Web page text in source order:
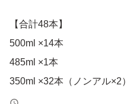
【合計48本】
500ml ×14本
485ml ×1本
350ml ×32本（ノンアル×2）
250ml ×1本（レッドブル）